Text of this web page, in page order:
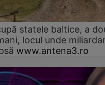
statele baltice, a
locul unde
www.antena3.ro